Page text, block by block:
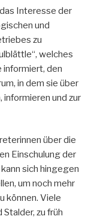
Interesse der
und
zu
welches
informiert, den
in dem sie über
und zur
über die
Einschulung der
sich hingegen
um noch mehr
können. Viele
zu früh